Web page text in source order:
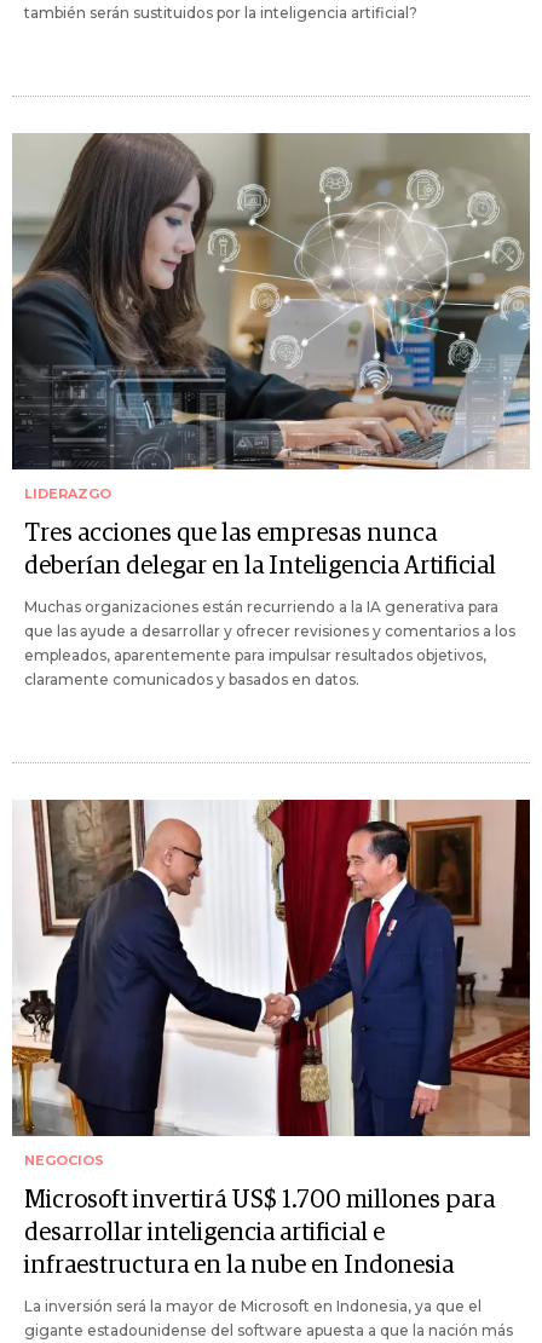
también serán sustituidos por la inteligencia artificial?
LIDERAZGO
Tres acciones que las empresas nunca
deberían delegar en la Inteligencia Artificial
Muchas organizaciones están recurriendo a la IA generativa para
que las ayude a desarrollar y ofrecer revisiones y comentarios a los
empleados, aparentemente para impulsar resultados objetivos,
claramente comunicados y basados en datos.
NEGOCIOS
Microsoft invertirá US$ 1.700 millones para
desarrollar inteligencia artificial e
infraestructura en la nube en Indonesia
La inversión será la mayor de Microsoft en Indonesia, ya que el
gigante estadounidense del software apuesta a que la nación más